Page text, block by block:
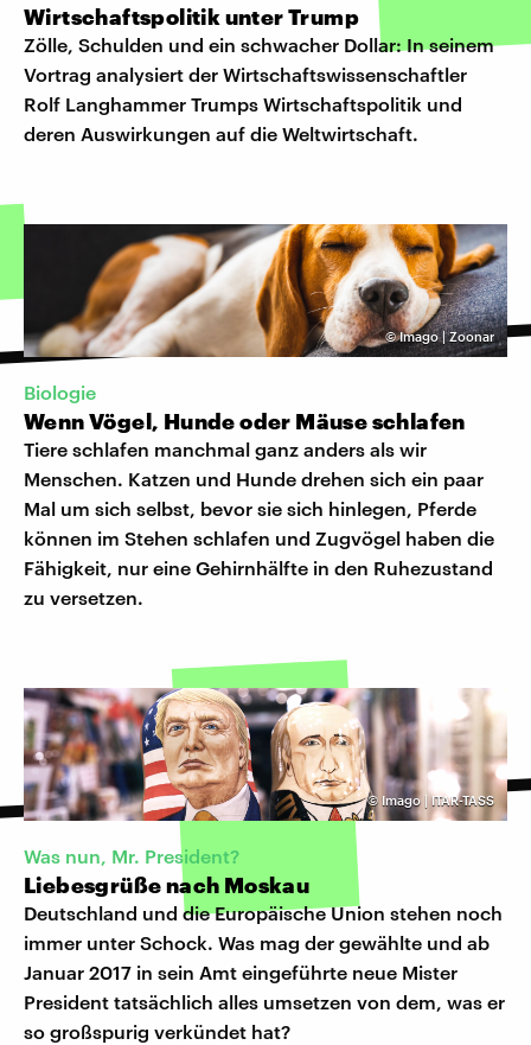
Wirtschaftspolitik unter Trump
Zölle, Schulden und ein schwacher Dollar: In seinem
Vortrag analysiert der Wirtschaftswissenschaftler
Rolf Langhammer Trumps Wirtschaftspolitik und
deren Auswirkungen auf die Weltwirtschaft.
©Imago | Zoonar
Biologie
Wenn Vögel, Hunde oder Mäuse schlafen
Tiere schlafen manchmal ganz anders als wir
Menschen. Katzen und Hunde drehen sich ein paar
Mal um sich selbst, bevor sie sich hinlegen, Pferde
können im Stehen schlafen und Zugvögel haben die
Fähigkeit, nur eine Gehirnhälfte in den Ruhezustand
zu versetzen.
© Imago | ITAR-TASS
Was nun, Mr. President?
Liebesgrüße nach Moskau
Deutschland und die Europäische Union stehen noch
immer unter Schock. Was mag der gewählte und ab
Januar 2017 in sein Amt eingeführte neue Mister
President tatsächlich alles umsetzen von dem, was er
so großspurig verkündet hat?